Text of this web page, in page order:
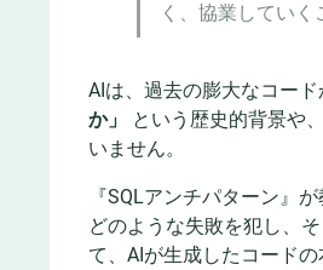
く、協業していく
AIは、過去の膨大なコー
か」
という歴史的背景や、
いません。
『SQLアンチパターン』
どのような失敗を犯し、
て、AIが生成したコード